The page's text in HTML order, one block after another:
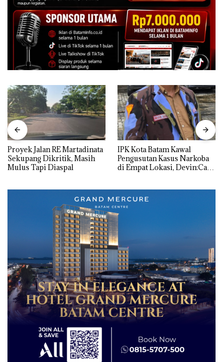
Proyek Jalan RE Martadinata
Sekupang Dikritik, Masih
Mulus Tapi Diaspal
IPK Kota Batam Kawal
Pengusutan Kasus Narkoba
di Empat Lokasi, Devin:Cari